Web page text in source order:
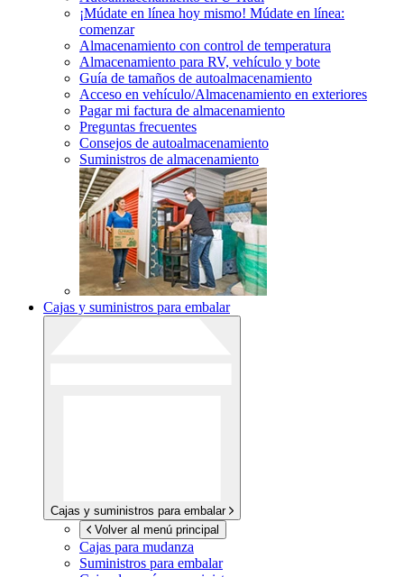
¡Múdate en línea hoy mismo! Múdate en línea:
comenzar
Almacenamiento con control de temperatura
Almacenamiento para RV, vehículo y bote
Guía de tamaños de autoalmacenamiento
Acceso en vehículo/Almacenamiento en exteriores
Pagar mi factura de almacenamiento
Preguntas frecuentes
Consejos de autoalmacenamiento
Suministros de almacenamiento
Cajas y suministros para embalar
Cajas y suministros para embalar
Volver al menú principal
Cajas para mudanza
Suministros para embalar